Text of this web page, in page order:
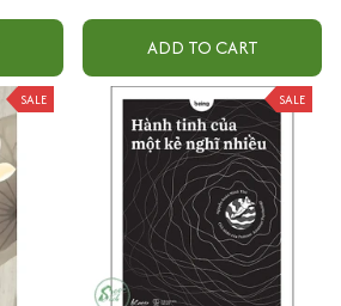
Cho Người Mới Bắt Đầu
ADD TO CART
SALE SALE